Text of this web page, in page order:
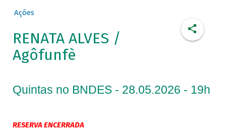
Ações
RENATA ALVES /
Agôfunfè
Quintas no BNDES - 28.05.2026 - 19h
RESERVA ENCERRADA